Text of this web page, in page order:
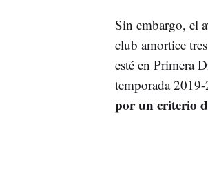
Sin embargo, el
club amortice
esté en Primera
temporada
por un criterio